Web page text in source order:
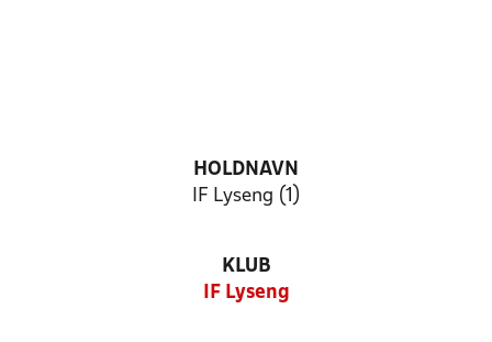
HOLDNAVN
IF Lyseng (1)
KLUB
IF Lyseng